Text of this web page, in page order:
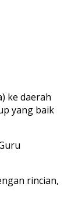
ke daerah
yang baik
rincian,